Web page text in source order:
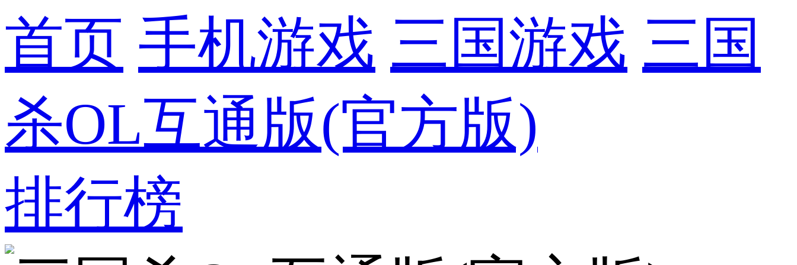
首页 手机游戏 三国游戏 三国
杀OL互通版(官方版)
排行榜